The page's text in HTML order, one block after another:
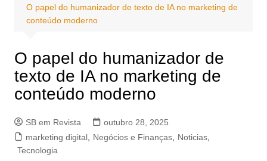
O papel do humanizador de texto de IA no marketing de
conteúdo moderno
O papel do humanizador de
texto de IA no marketing de
conteúdo moderno
SB em Revista
outubro 28, 2025
marketing digital, Negócios e Finanças, Noticias,
Tecnologia